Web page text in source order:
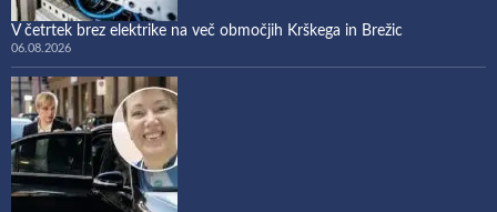
V četrtek brez elektrike na več območjih Krškega in Brežic
06.08.2026